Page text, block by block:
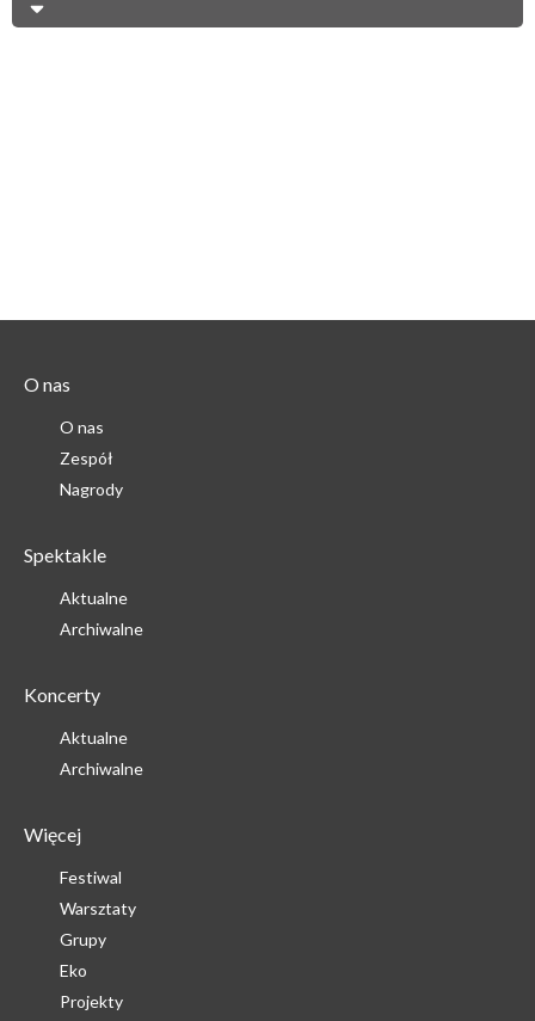
O nas
O nas
Zespół
Nagrody
Spektakle
Aktualne
Archiwalne
Koncerty
Aktualne
Archiwalne
Więcej
Festiwal
Warsztaty
Grupy
Eko
Projekty